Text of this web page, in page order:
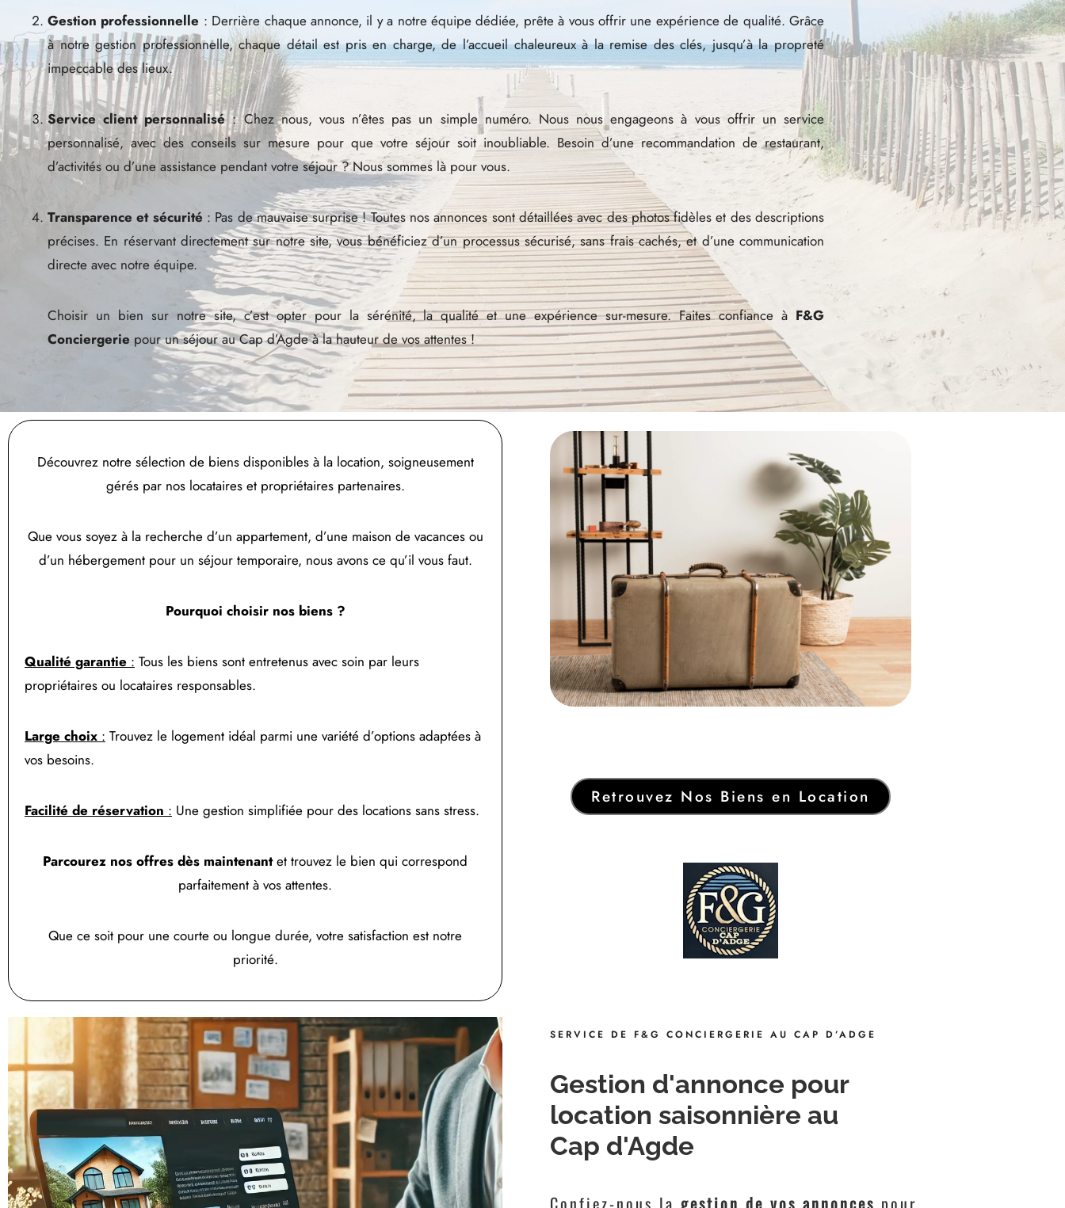
Gestion professionnelle : Derrière chaque annonce, il y a notre équipe dédiée, prête à vous offrir une expérience de qualité. Grâce
à notre gestion professionnelle, chaque détail est pris en charge, de l’accueil chaleureux à la remise des clés, jusqu’à la propreté
impeccable des lieux.
Service client personnalisé: Chez nous, vous n’êtes pas un simple numéro. Nous nous engageons à vous offrir un service
personnalisé, avec des conseils sur mesure pour que votre séjour soit inoubliable. Besoin d’une recommandation de restaurant,
d’activités ou d’une assistance pendant votre séjour ? Nous sommes là pour vous.
Transparence et sécurité : Pas de mauvaise surprise ! Toutes nos annonces sont détaillées avec des photos fidèles et des descriptions
précises. En réservant directement sur notre site, vous bénéficiez d’un processus sécurisé, sans frais cachés, et d’une communication
directe avec notre équipe.
Choisir un bien sur notre site, c’est opter pour la sérénité, la qualité et une expérience sur-mesure. Faites confiance à F&G
Conciergerie pour un séjour au Cap d’Agde à la hauteur de vos attentes !
Découvrez notre sélection de biens disponibles à la location, soigneusement
gérés par nos locataires et propriétaires partenaires.
Que vous soyez à la recherche d’un appartement, d’une maison de vacances ou
d’un hébergement pour un séjour temporaire, nous avons ce qu’il vous faut.
Pourquoi choisir nos biens ?
Qualité garantie : Tous les biens sont entretenus avec soin par leurs
propriétaires ou locataires responsables.
Large choix : Trouvez le logement idéal parmi une variété d’options adaptées à
vos besoins.
Facilité de réservation : Une gestion simplifiée pour des locations sans stress.
Parcourez nos offres dès maintenantet trouvez le bien qui correspond
parfaitement à vos attentes.
Que ce soit pour une courte ou longue durée, votre satisfaction est notre
priorité.
Retrouvez Nos Biens en Location
SERVICE DE F&G CONCIERGERIE AU CAP D’ADGE
Gestion d'annonce pour
location saisonnière au
Cap d'Agde
Confiez-nous la gestion de vos annonces pour